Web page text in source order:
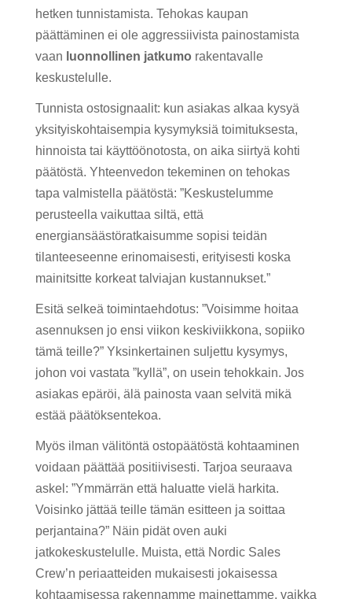
hetken tunnistamista. Tehokas kaupan
päättäminen ei ole aggressiivista painostamista
vaan luonnollinen jatkumo rakentavalle
keskustelulle.
Tunnista ostosignaalit: kun asiakas alkaa kysyä
yksityiskohtaisempia kysymyksiä toimituksesta,
hinnoista tai käyttöönotosta, on aika siirtyä kohti
päätöstä. Yhteenvedon tekeminen on tehokas
tapa valmistella päätöstä: ”Keskustelumme
perusteella vaikuttaa siltä, että
energiansäästöratkaisumme sopisi teidän
tilanteeseenne erinomaisesti, erityisesti koska
mainitsitte korkeat talviajan kustannukset.”
Esitä selkeä toimintaehdotus: ”Voisimme hoitaa
asennuksen jo ensi viikon keskiviikkona, sopiiko
tämä teille?” Yksinkertainen suljettu kysymys,
johon voi vastata ”kyllä”, on usein tehokkain. Jos
asiakas epäröi, älä painosta vaan selvitä mikä
estää päätöksentekoa.
Myös ilman välitöntä ostopäätöstä kohtaaminen
voidaan päättää positiivisesti. Tarjoa seuraava
askel: ”Ymmärrän että haluatte vielä harkita.
Voisinko jättää teille tämän esitteen ja soittaa
perjantaina?” Näin pidät oven auki
jatkokeskustelulle. Muista, että Nordic Sales
Crew’n periaatteiden mukaisesti jokaisessa
kohtaamisessa rakennamme mainettamme, vaikka